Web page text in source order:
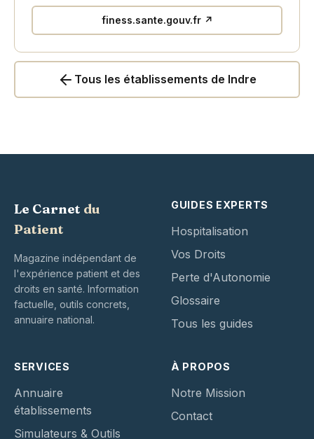
finess.sante.gouv.fr ↗
Tous les établissements de Indre
Le Carnet du
Patient
Magazine indépendant de
l'expérience patient et des
droits en santé. Information
factuelle, outils concrets,
annuaire national.
GUIDES EXPERTS
Hospitalisation
Vos Droits
Perte d'Autonomie
Glossaire
Tous les guides
SERVICES
Annuaire
établissements
Simulateurs & Outils
À PROPOS
Notre Mission
Contact